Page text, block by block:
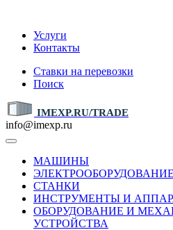
Услуги
Контакты
Ставки на перевозки
Поиск
IMEXP.RU/TRADE
info@imexp.ru
МАШИНЫ
СТАНКИ
ИНСТРУМЕНТЫ И
ОБОРУДОВАНИЕ И
УСТРОЙСТВА